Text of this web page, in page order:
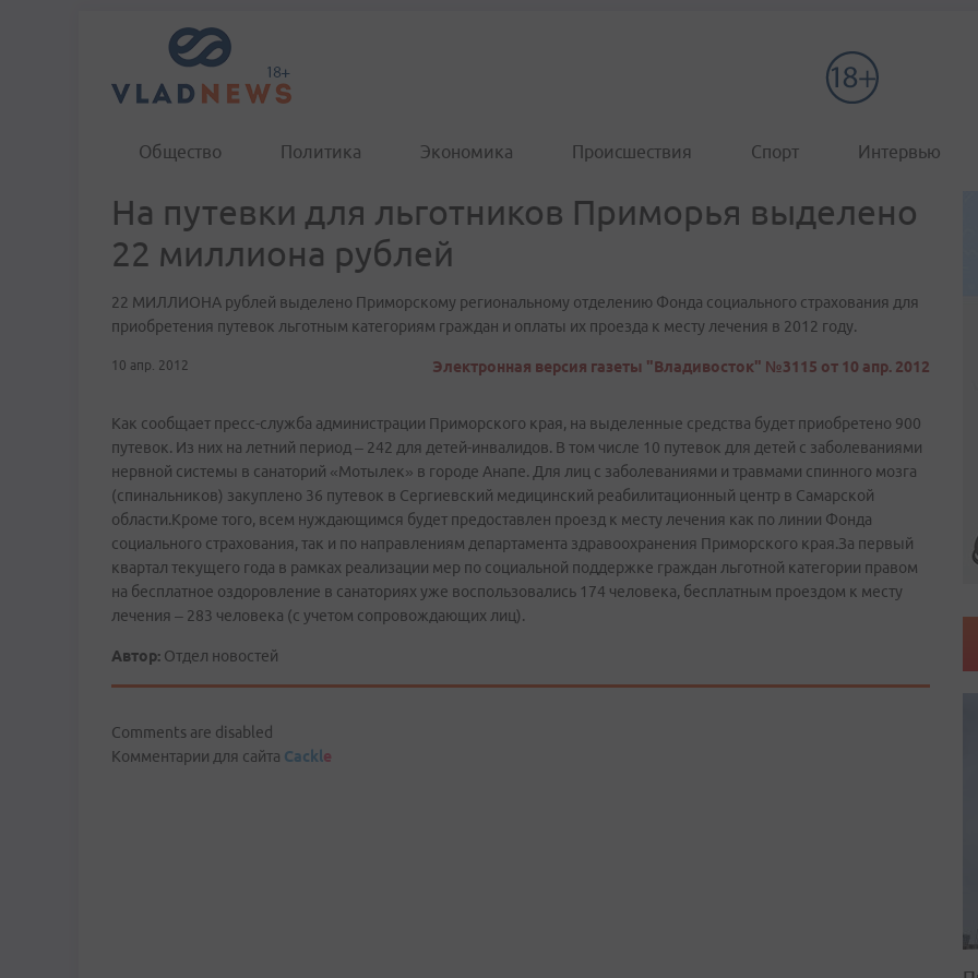
Общество Политика Экономика Происшествия Спорт Интервью
На путевки для льготников Приморья выделено
22 миллиона рублей
22 МИЛЛИОНА рублей выделено Приморскому региональному отделению Фонда социального страхования для
приобретения путевок льготным категориям граждан и оплаты их проезда к месту лечения в 2012 году.
10 апр. 2012 Электронная версия газеты "Владивосток" №3115 от 10 апр. 2012
Как сообщает пресс-служба администрации Приморского края, на выделенные средства будет приобретено 900
путевок. Из них на летний период – 242 для детей-инвалидов. В том числе 10 путевок для детей с заболеваниями
нервной системы в санаторий «Мотылек» в городе Анапе. Для лиц с заболеваниями и травмами спинного мозга
(спинальников) закуплено 36 путевок в Сергиевский медицинский реабилитационный центр в Самарской
области.Кроме того, всем нуждающимся будет предоставлен проезд к месту лечения как по линии Фонда
социального страхования, так и по направлениям департамента здравоохранения Приморского края.За первый
квартал текущего года в рамках реализации мер по социальной поддержке граждан льготной категории правом
на бесплатное оздоровление в санаториях уже воспользовались 174 человека, бесплатным проездом к месту
лечения – 283 человека (с учетом сопровождающих лиц).
Автор: Отдел новостей
Comments are disabled
Комментарии для сайта Cackle